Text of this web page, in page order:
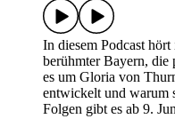
In diesem Podcast
berühmter Bayern, die
es um Gloria von
entwickelt und warum
Folgen gibt es ab 9.